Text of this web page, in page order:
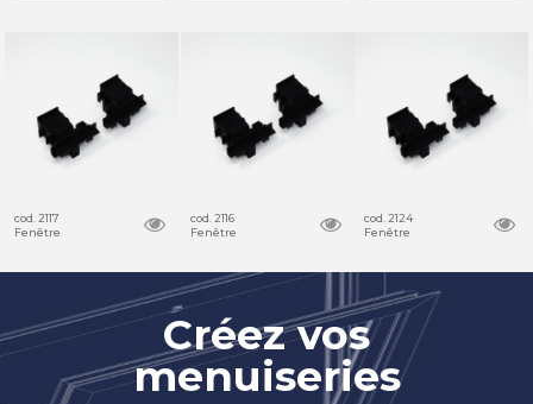
cod. 2117
Fenêtre
cod. 2116
Fenêtre
cod. 2124
Fenêtre
Créez vos
menuiseries